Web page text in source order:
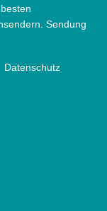
Sendung
Datenschutz